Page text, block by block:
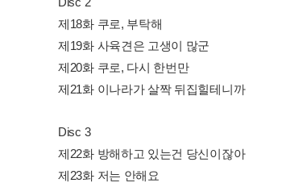
제18화 쿠로, 부탁해
제19화 사육견은 고생이 많군
제20화 쿠로, 다시 한번만
제21화 이나라가 살짝 뒤집힐테니까
Disc 3
제22화 방해하고 있는건 당신이잖아
제23화 저는 안해요